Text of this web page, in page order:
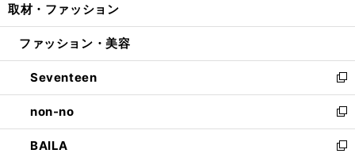
開
ウ
開
く
ン
ウ
で
開
く
ウ
ン
ド
ウ
で
開
く
取材・ファッション
ファッション・美容
Seventeen
新
し
い
ウ
ィ
non-no
新
し
い
BAILA
新